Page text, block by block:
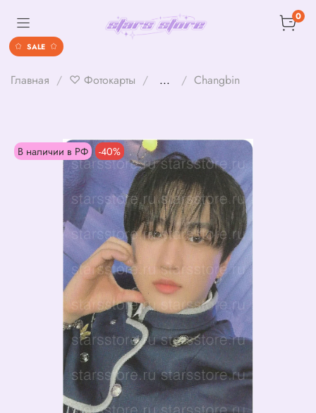
0
Главная ♡ Фотокарты ... Changbin
В наличии в РФ -40%